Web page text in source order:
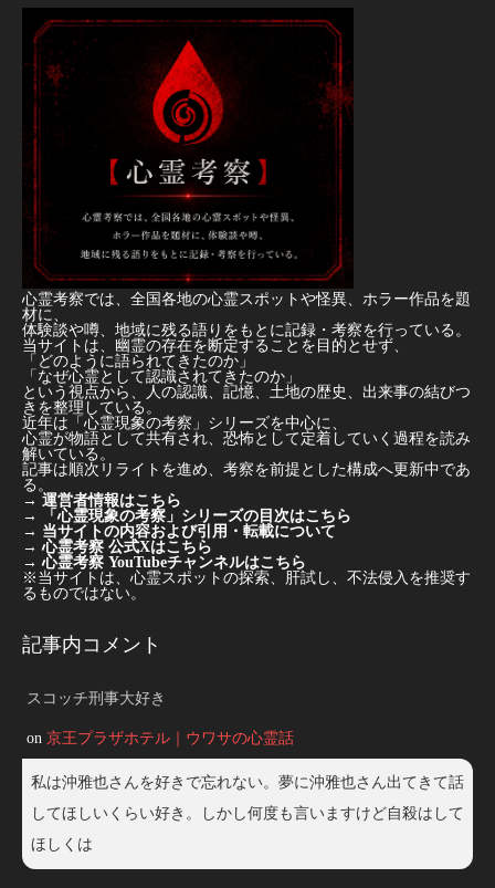
心霊考察では、全国各地の心霊スポットや怪異、ホラー作品を題
材に、
体験談や噂、地域に残る語りをもとに記録・考察を行っている。
当サイトは、幽霊の存在を断定することを目的とせず、
「どのように語られてきたのか」
「なぜ心霊として認識されてきたのか」
という視点から、人の認識、記憶、土地の歴史、出来事の結びつ
きを整理している。
近年は「心霊現象の考察」シリーズを中心に、
心霊が物語として共有され、恐怖として定着していく過程を読み
解いている。
記事は順次リライトを進め、考察を前提とした構成へ更新中であ
る。
→ 運営者情報はこちら
→
「心霊現象の考察」シリーズの目次はこちら
→ 当サイトの内容および引用・転載について
→ 心霊考察 公式Xはこちら
→ 心霊考察 YouTubeチャンネルはこちら
※当サイトは、心霊スポットの探索、肝試し、不法侵入を推奨す
るものではない。
記事内コメント
スコッチ刑事大好き
on 京王プラザホテル｜ウワサの心霊話
私は沖雅也さんを好きで忘れない。夢に沖雅也さん出てきて話
してほしいくらい好き。しかし何度も言いますけど自殺はして
ほしくは